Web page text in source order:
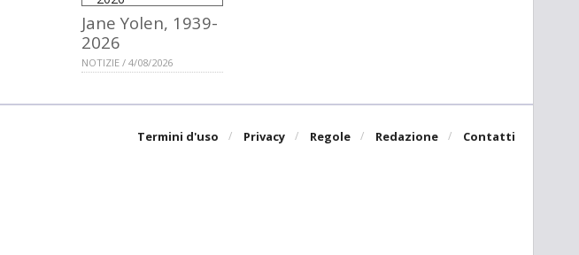
Jane Yolen, 1939-
2026
NOTIZIE / 4/08/2026
Termini d'uso Privacy Regole Redazione Contatti